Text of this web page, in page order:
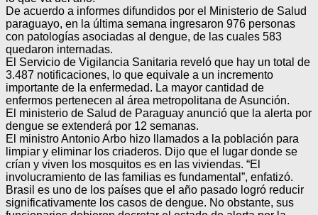
De acuerdo a informes difundidos por el Ministerio de Salud
paraguayo, en la última semana ingresaron 976 personas
con patologías asociadas al dengue, de las cuales 583
quedaron internadas.
El Servicio de Vigilancia Sanitaria reveló que hay un total de
3.487 notificaciones, lo que equivale a un incremento
importante de la enfermedad. La mayor cantidad de
enfermos pertenecen al área metropolitana de Asunción.
El ministerio de Salud de Paraguay anunció que la alerta por
dengue se extenderá por 12 semanas.
El ministro Antonio Arbo hizo llamados a la población para
limpiar y eliminar los criaderos. Dijo que el lugar donde se
crían y viven los mosquitos es en las viviendas. “El
involucramiento de las familias es fundamental”, enfatizó.
Brasil es uno de los países que el año pasado logró reducir
significativamente los casos de dengue. No obstante, sus